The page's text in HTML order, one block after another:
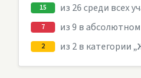
15 из 26 среди всех
7 из 9 в
2 из 2 в категории